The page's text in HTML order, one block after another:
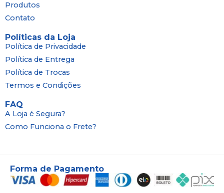
Produtos
Contato
Políticas da Loja
Política de Privacidade
Política de Entrega
Política de Trocas
Termos e Condições
FAQ
A Loja é Segura?
Como Funciona o Frete?
Forma de Pagamento